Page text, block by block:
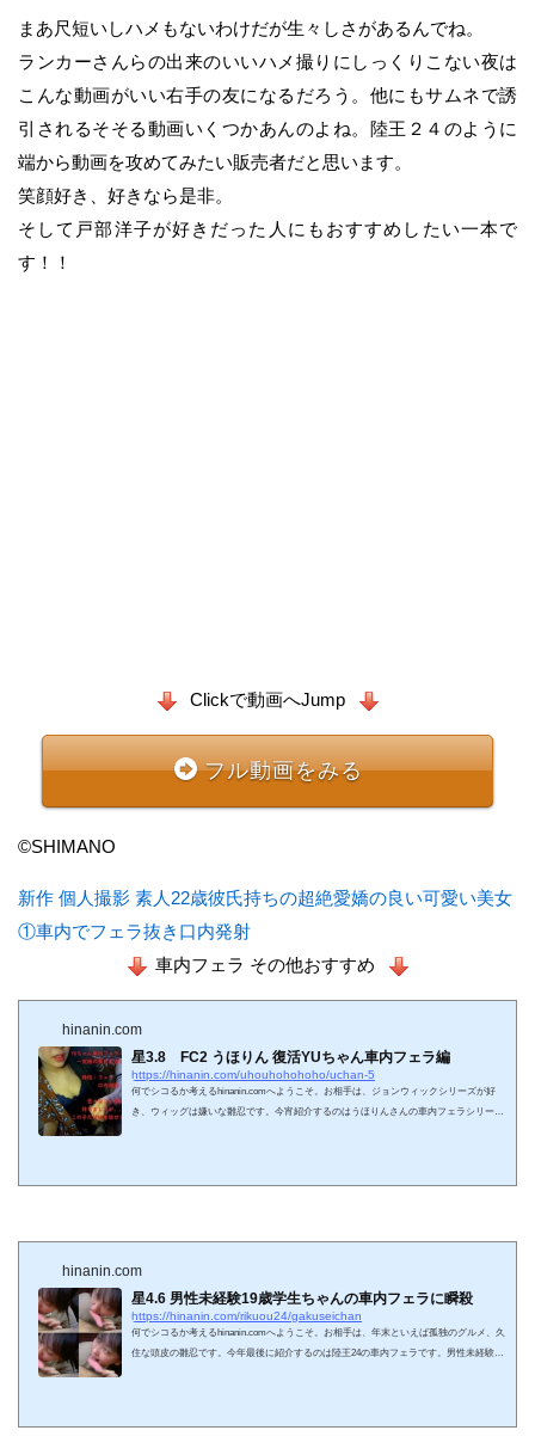
まあ尺短いしハメもないわけだが生々しさがあるんでね。
ランカーさんらの出来のいいハメ撮りにしっくりこない夜は
こんな動画がいい右手の友になるだろう。他にもサムネで誘
引されるそそる動画いくつかあんのよね。陸王２４のように
端から動画を攻めてみたい販売者だと思います。
笑顔好き、好きなら是非。
そして戸部洋子が好きだった人にもおすすめしたい一本で
す！！
Clickで動画へJump
フル動画をみる
©SHIMANO
新作 個人撮影 素人22歳彼氏持ちの超絶愛嬌の良い可愛い美女
①車内でフェラ抜き口内発射
車内フェラ その他おすすめ
hinanin.com
星3.8 FC2 うほりん 復活YUちゃん車内フェラ編
https://hinanin.com/uhouhohohoho/uchan-5
何でシコるか考えるhinanin.comへようこそ。お相手は、ジョンウィックシリーズが好
き、ウィッグは嫌いな雛忍です。今宵紹介するのはうほりんさんの車内フェラシリー
hinanin.com
星4.6 男性未経験19歳学生ちゃんの車内フェラに瞬殺
https://hinanin.com/rikuou24/gakuseichan
何でシコるか考えるhinanin.comへようこそ。お相手は、年末といえば孤独のグルメ、久
住な頭皮の雛忍です。今年最後に紹介するのは陸王24の車内フェラです。男性未経験の